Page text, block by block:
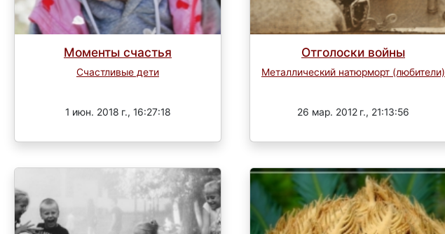
Моменты счастья
Счастливые дети
1 июн. 2018 г., 16:27:18
Отголоски войны
Металлический натюрморт (любители)
26 мар. 2012 г., 21:13:56